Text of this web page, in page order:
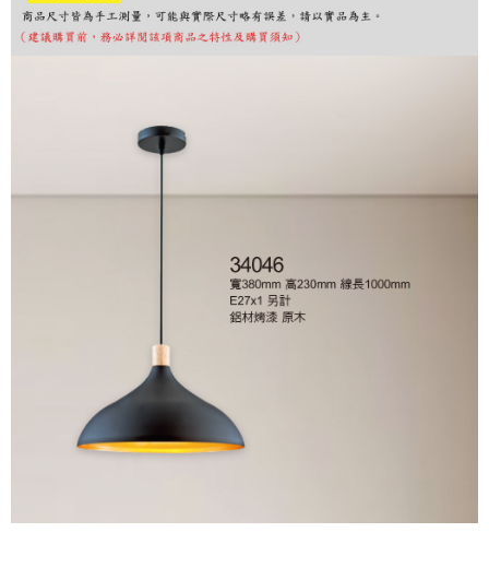
是否繳費成功／繳費後需取消欲退款等相關疑問，請聯繫「AFTEE先享後付
客戶支援中心」
https://netprotections.freshdesk.com/support/home
權轉讓予恩沛科技股份有限公司。
２．關於個人資料處理事宜，請瀏覽以下網址：
時審查核予不同之上限額度；若仍有額度不足之情形，本公司將視審查結果
５．嚴禁一人註冊多個帳號或使用他人資訊註冊。若發現惡意使用之情形，
恩沛科技股份有限公司將有權停止該用戶之使用額度並採取法律行動。